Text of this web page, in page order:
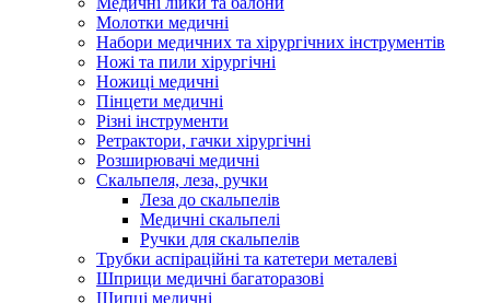
Молотки медичні
Набори медичних та хірургічних інструментів
Ножі та пили хірургічні
Ножиці медичні
Пінцети медичні
Різні інструменти
Ретрактори, гачки хірургічні
Розширювачі медичні
Скальпеля, леза, ручки
Леза до скальпелів
Медичні скальпелі
Ручки для скальпелів
Трубки аспіраційні та катетери металеві
Шприци медичні багаторазові
Щипці медичні